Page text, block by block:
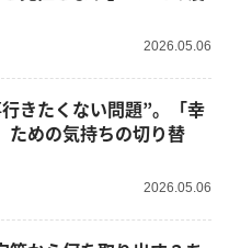
2026.05.06
きたくない問題”。「幸
ための気持ちの切り替
2026.05.06